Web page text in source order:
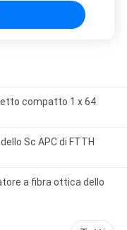
compatto 1 x 64
Sc APC di FTTH
a fibra ottica dello